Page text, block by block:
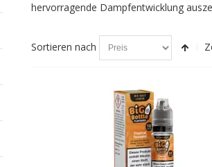
hervorragende Dampfentwicklung
Sortieren nach